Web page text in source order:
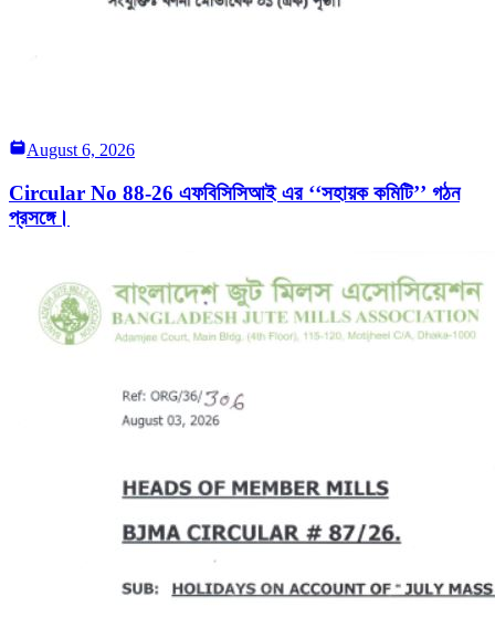
August 6, 2026
Circular No 88-26 এফবিসিসিআই এর ‘‘সহায়ক কমিটি’’ গঠন
প্রসঙ্গে।